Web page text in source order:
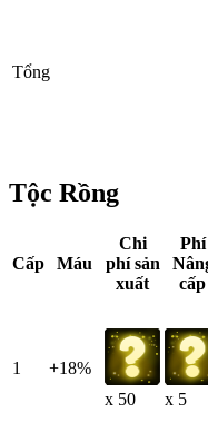
Tổng
Tộc Rồng
Cấp Máu
Chi
phí sản
xuất
Phí
cấp
1
+18%
x 50
x 5